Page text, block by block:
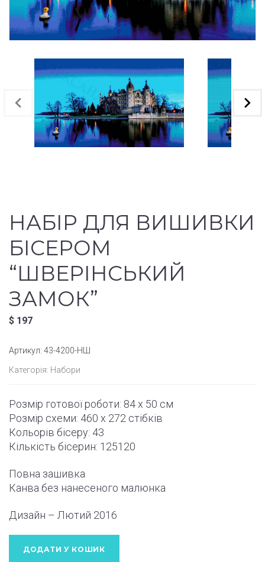
НАБІР ДЛЯ ВИШИВКИ
БІСЕРОМ
“ШВЕРІНСЬКИЙ
ЗАМОК”
$ 197
Артикул: 43-4200-НШ
Категорія: Набори
Розмір готової роботи: 84 x 50 см
Розмір схеми: 460 x 272 стібків
Кольорів бісеру: 43
Кількість бісерин: 125120
Повна зашивка
Канва без нанесеного малюнка
Дизайн – Лютий 2016
ДОДАТИ У КОШИК